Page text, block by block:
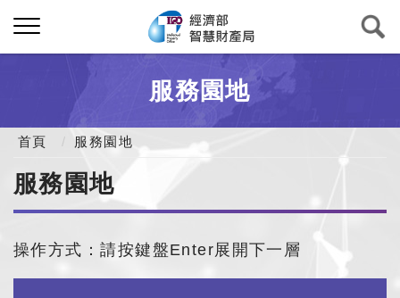
服務園地
首頁 服務園地
服務園地
操作方式：請按鍵盤Enter展開下一層